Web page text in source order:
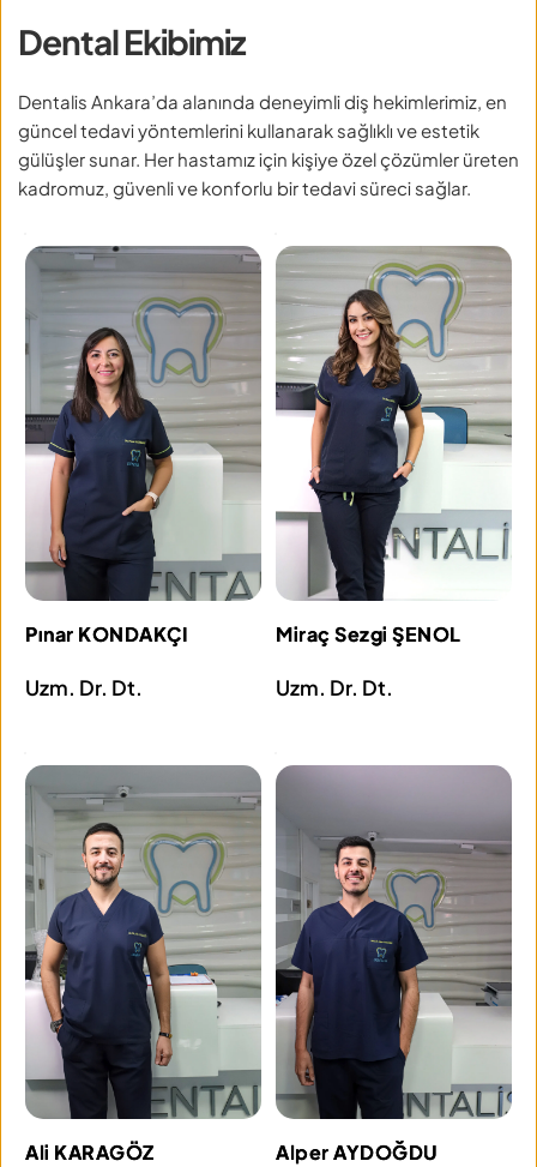
Dental Ekibimiz
Dentalis Ankara’da alanında deneyimli diş hekimlerimiz, en
güncel tedavi yöntemlerini kullanarak sağlıklı ve estetik
gülüşler sunar. Her hastamız için kişiye özel çözümler üreten
kadromuz, güvenli ve konforlu bir tedavi süreci sağlar.
Pınar KONDAKÇI
Uzm. Dr. Dt.
Miraç Sezgi ŞENOL
Uzm. Dr. Dt.
Ali KARAGÖZ Alper AYDOĞDU